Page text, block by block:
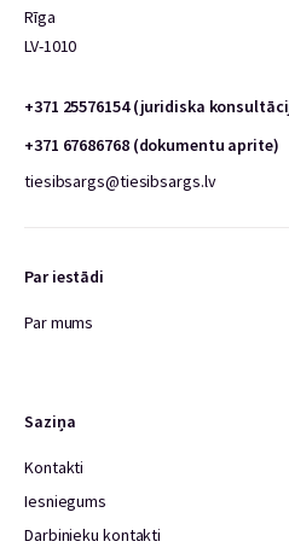
Rīga
LV-1010
+371 25576154 (juridiska
+371 67686768 (dokumentu aprite)
tiesibsargs@tiesibsargs.lv
Par iestādi
Par mums
Saziņa
Kontakti
Iesniegums
Darbinieku kontakti